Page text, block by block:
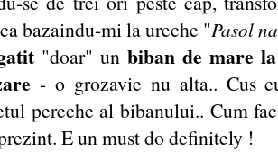
bazaindu-mi la ureche "Pasol
"doar" un biban de mare
- o grozavie nu alta.. Cus
pereche al bibanului.. Cum
E un must do definitely !